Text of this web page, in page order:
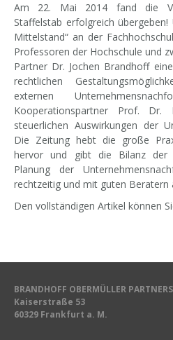
Am 22. Mai 2014 fand die
Staffelstab erfolgreich
Mittelstand“ an der
Professoren der Hochschule und
Partner Dr. Jochen Brandhoff
rechtlichen
externen
Kooperationspartner Prof. Dr.
steuerlichen Auswirkungen der
Die Zeitung hebt die große
hervor und gibt die Bilanz der
Planung der
rechtzeitig und mit guten Beratern
Den vollständigen Artikel können
BRANDHOFF OBERMÜLLER
Kaiserstraße 53
60329 Frankfurt a. M.